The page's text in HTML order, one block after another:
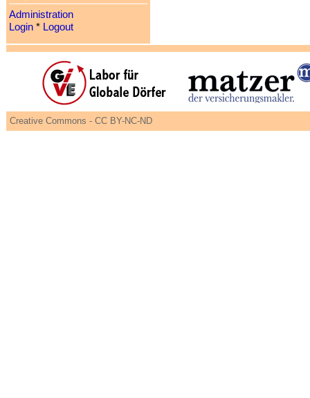
Administration
Login* Logout
Creative Commons - CC BY-NC-ND